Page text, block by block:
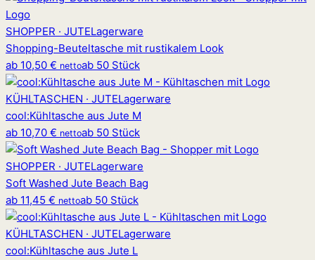
SHOPPER · JUTELagerware
Shopping-Beuteltasche mit rustikalem Look
ab 10,50 € nettoab 50 Stück
KÜHLTASCHEN · JUTELagerware
cool:Kühltasche aus Jute M
ab 10,70 € nettoab 50 Stück
SHOPPER · JUTELagerware
Soft Washed Jute Beach Bag
ab 11,45 € nettoab 50 Stück
KÜHLTASCHEN · JUTELagerware
cool:Kühltasche aus Jute L